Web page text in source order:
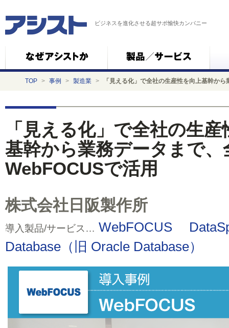
ビジネスを進化させる超サポ愉快カンパニー
TOP > 事例 > 製造業 > 「見える化」で全社の生産性を向上基幹か
「見える化」で全社の生
基幹から業務データまで
WebFOCUSで活用
株式会社日阪製作所
導入製品/サービス… WebFOCUS
Database（旧 Oracle Database）